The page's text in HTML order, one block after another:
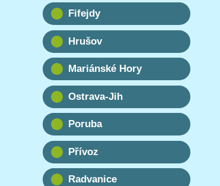
Fifejdy
Hrušov
Mariánské Hory
Ostrava-Jih
Poruba
Přívoz
Radvanice